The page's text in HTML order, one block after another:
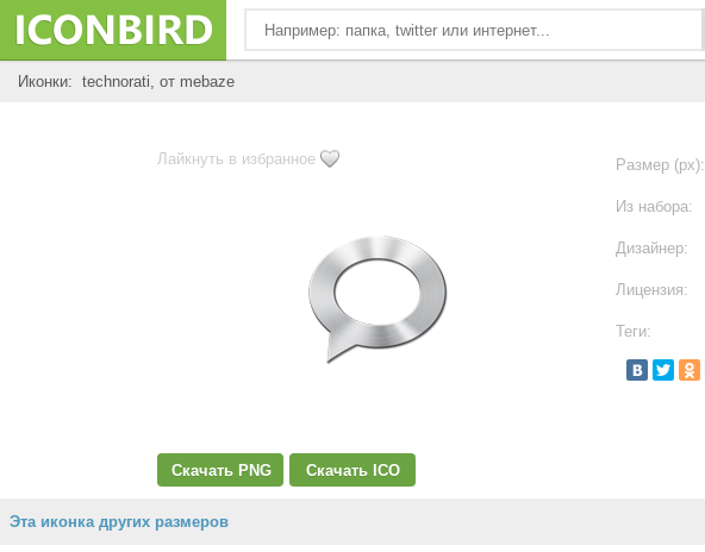
Иконки: technorati, от mebaze
Лайкнуть в избранное
Скачать PNG Скачать ICO
Размер (px):
Из набора:
Дизайнер:
Лицензия:
Теги:
Эта иконка других размеров